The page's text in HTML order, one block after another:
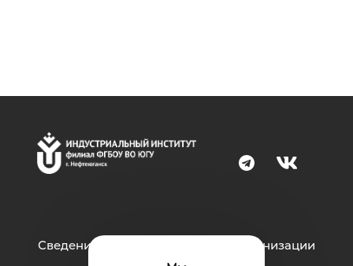
Сведения об образовательной организации